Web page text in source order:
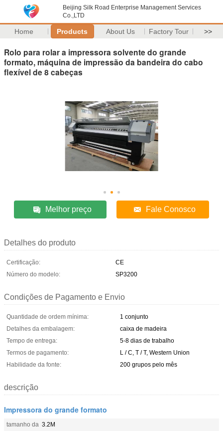
Beijing Silk Road Enterprise Management Services
Co.,LTD
Home Products About Us Factory Tour >>
Rolo para rolar a impressora solvente do grande
formato, máquina de impressão da bandeira do cabo
flexível de 8 cabeças
Melhor preço Fale Conosco
Detalhes do produto
Certificação:
CE
Número do modelo:
SP3200
Condições de Pagamento e Envio
Quantidade de ordem mínima:
1 conjunto
Detalhes da embalagem:
caixa de madeira
Tempo de entrega:
5-8 dias de trabalho
Termos de pagamento:
L / C, T / T, Western Union
Habilidade da fonte:
200 grupos pelo mês
descrição
Impressora do grande formato
tamanho da 3.2M